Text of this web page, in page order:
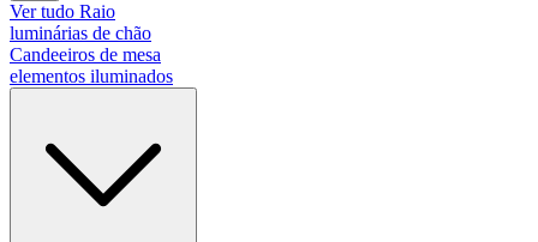
Ver tudo Raio
luminárias de chão
Candeeiros de mesa
elementos iluminados